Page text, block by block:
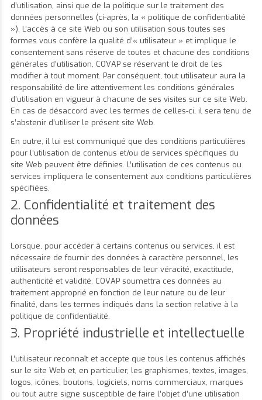
d’utilisation, ainsi que de la politique sur le traitement des
données personnelles (ci-après, la « politique de confidentialité
»). L’accès à ce site Web ou son utilisation sous toutes ses
formes vous confère la qualité d’« utilisateur » et implique le
consentement sans réserve de toutes et chacune des conditions
générales d’utilisation, COVAP se réservant le droit de les
modifier à tout moment. Par conséquent, tout utilisateur aura la
responsabilité de lire attentivement les conditions générales
d’utilisation en vigueur à chacune de ses visites sur ce site Web.
En cas de désaccord avec les termes de celles-ci, il sera tenu de
s’abstenir d’utiliser le présent site Web.
En outre, il lui est communiqué que des conditions particulières
pour l’utilisation de contenus et/ou de services spécifiques du
site Web peuvent être définies. L’utilisation de ces contenus ou
services impliquera le consentement aux conditions particulières
spécifiées.
2. Confidentialité et traitement des
données
Lorsque, pour accéder à certains contenus ou services, il est
nécessaire de fournir des données à caractère personnel, les
utilisateurs seront responsables de leur véracité, exactitude,
authenticité et validité. COVAP soumettra ces données au
traitement approprié en fonction de leur nature ou de leur
finalité, dans les termes indiqués dans la section relative à la
politique de confidentialité.
3. Propriété industrielle et intellectuelle
L’utilisateur reconnaît et accepte que tous les contenus affichés
sur le site Web et, en particulier, les graphismes, textes, images,
logos, icônes, boutons, logiciels, noms commerciaux, marques
ou tout autre signe susceptible de faire l’objet d’une utilisation